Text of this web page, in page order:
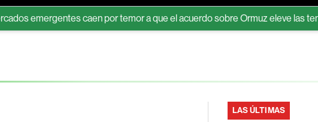
caen por temor a que el acuerdo sobre Ormuz eleve las tensiones
LAS ÚLTIMAS